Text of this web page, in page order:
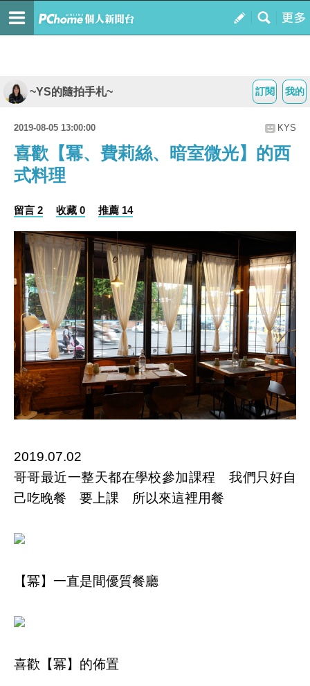
我的
訂閱
~YS的隨拍手札~
2019-08-05 13:00:00 KYS
喜歡【冪、費莉絲、暗室微光】的西
式料理
留言 2 收藏 0 推薦 14
2019.07.02
哥哥最近一整天都在學校參加課程 我們只好自
己吃晚餐 要上課 所以來這裡用餐
【冪】一直是間優質餐廳
喜歡【冪】的佈置